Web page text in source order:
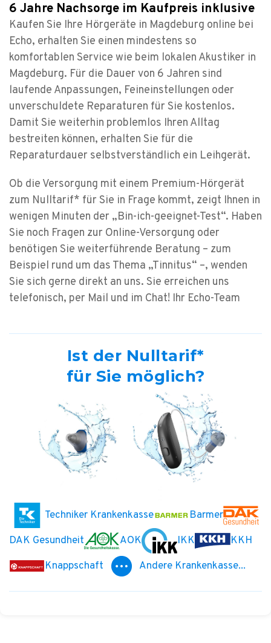
6 Jahre Nachsorge im Kaufpreis inklusive
Kaufen Sie Ihre Hörgeräte in Magdeburg online bei
Echo, erhalten Sie einen mindestens so
komfortablen Service wie beim lokalen Akustiker in
Magdeburg. Für die Dauer von 6 Jahren sind
laufende Anpassungen, Feineinstellungen oder
unverschuldete Reparaturen für Sie kostenlos.
Damit Sie weiterhin problemlos Ihren Alltag
bestreiten können, erhalten Sie für die
Reparaturdauer selbstverständlich ein Leihgerät.
Ob die Versorgung mit einem Premium-Hörgerät
zum Nulltarif* für Sie in Frage kommt, zeigt Ihnen in
wenigen Minuten der „Bin-ich-geeignet-Test“. Haben
Sie noch Fragen zur Online-Versorgung oder
benötigen Sie weiterführende Beratung – zum
Beispiel rund um das Thema „Tinnitus“ –, wenden
Sie sich gerne direkt an uns. Sie erreichen uns
telefonisch, per Mail und im Chat! Ihr Echo-Team
Ist der Nulltarif*
für Sie möglich?
Techniker Krankenkasse
Barmer
DAK Gesundheit
AOK IKK
KKH
Knappschaft
Andere Krankenkasse...